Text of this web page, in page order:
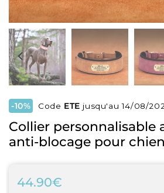
-10% Code ETE jusqu'au 14/08/
Collier personnalisable
anti-blocage pour chien
44.90€